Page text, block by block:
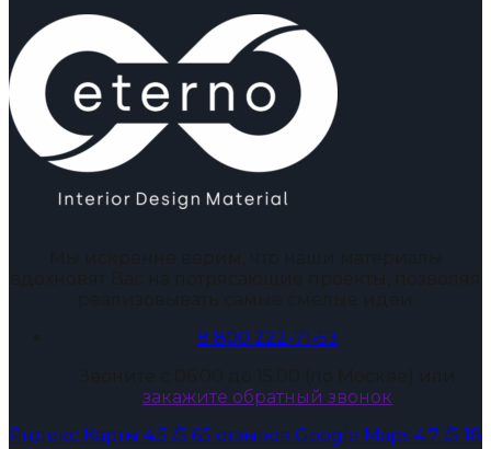
8 800 222-71-53
закажите обратный звонок
Яндекс Карты 4.5 /5 65 отзывов Google Maps 4.7 /5 18